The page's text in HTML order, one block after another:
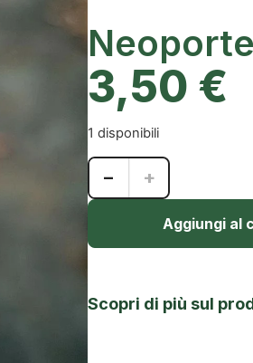
3,50 €
1 disponibili
− +
Aggiungi al
Scopri di più sul